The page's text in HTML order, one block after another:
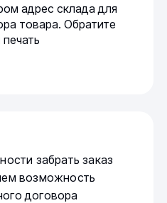
адрес склада для
товара. Обратите
забрать заказ
возможность
договора